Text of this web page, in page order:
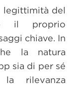
legittimità del
il proprio
chiave. In
la natura
sia di per sé
rilevanza